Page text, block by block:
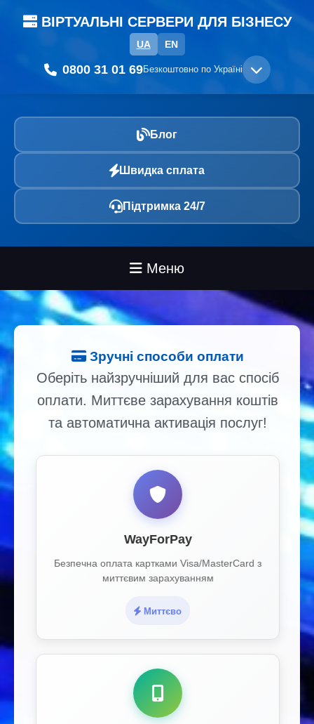
ВІРТУАЛЬНІ СЕРВЕРИ ДЛЯ БІЗНЕСУ
UA EN
0800 31 01 69Безкоштовно по Україні
Блог
Швидка сплата
Підтримка 24/7
Меню
Зручні способи оплати
Оберіть найзручніший для вас спосіб
оплати. Миттєве зарахування коштів
та автоматична активація послуг!
WayForPay
Безпечна оплата картками Visa/MasterCard з
миттєвим зарахуванням
Миттєво